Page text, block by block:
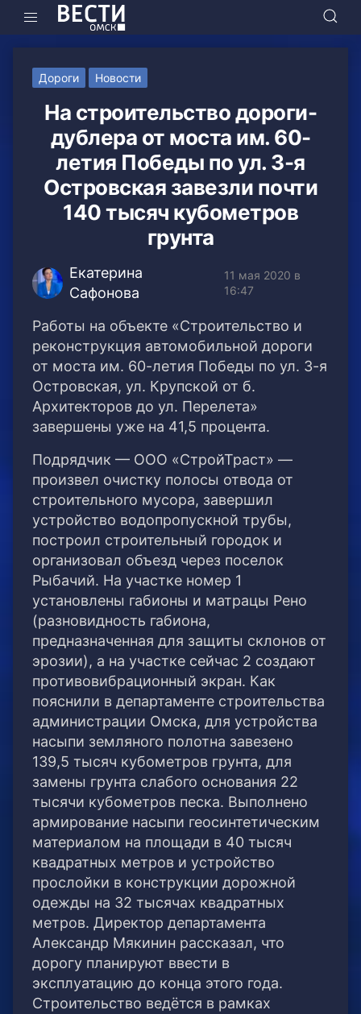
Дороги Новости
На строительство дороги-
дублера от моста им. 60-
летия Победы по ул. 3-я
Островская завезли почти
140 тысяч кубометров
грунта
Екатерина
Сафонова
11 мая 2020 в
16:47
Работы на объекте «Строительство и
реконструкция автомобильной дороги
от моста им. 60-летия Победы по ул. 3-я
Островская, ул. Крупской от б.
Архитекторов до ул. Перелета»
завершены уже на 41,5 процента.
Подрядчик — ООО «СтройТраст» —
произвел очистку полосы отвода от
строительного мусора, завершил
устройство водопропускной трубы,
построил строительный городок и
организовал объезд через поселок
Рыбачий. На участке номер 1
установлены габионы и матрацы Рено
(разновидность габиона,
предназначенная для защиты склонов от
эрозии), а на участке сейчас 2 создают
противовибрационный экран. Как
пояснили в департаменте строительства
администрации Омска, для устройства
насыпи земляного полотна завезено
139,5 тысяч кубометров грунта, для
замены грунта слабого основания 22
тысячи кубометров песка. Выполнено
армирование насыпи геосинтетическим
материалом на площади в 40 тысяч
квадратных метров и устройство
прослойки в конструкции дорожной
одежды на 32 тысячах квадратных
метров. Директор департамента
Александр Мякинин рассказал, что
дорогу планируют ввести в
эксплуатацию до конца этого года.
Строительство ведётся в рамках